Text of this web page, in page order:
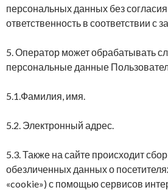
персональных данных без
ответственность в соответствии с
5. Оператор может обрабатывать
персональные данные
5.1.Фамилия, имя.
5.2. Электронный адрес.
5.3. Также на сайте происходит
обезличенных данных о
«cookie») с помощью сервисов